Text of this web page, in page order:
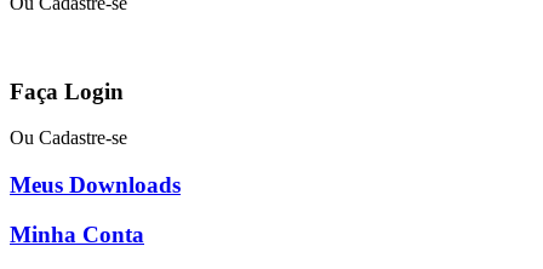
Faça Login
Ou Cadastre-se
Meus Downloads
Minha Conta